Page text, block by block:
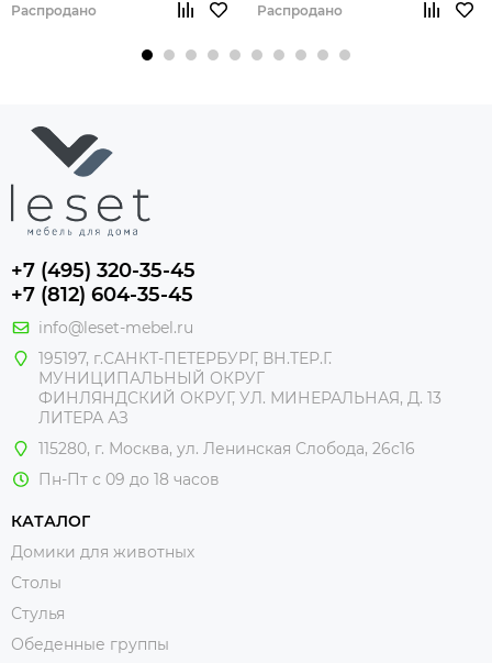
Распродано Распродано
+7 (495) 320-35-45
+7 (812) 604-35-45
info@leset-mebel.ru
195197, г.САНКТ-ПЕТЕРБУРГ, ВН.ТЕР.Г.
МУНИЦИПАЛЬНЫЙ ОКРУГ
ФИНЛЯНДСКИЙ ОКРУГ, УЛ. МИНЕРАЛЬНАЯ, Д. 13
ЛИТЕРА АЗ
115280, г. Москва, ул. Ленинская Слобода, 26с16
Пн-Пт с 09 до 18 часов
КАТАЛОГ
Домики для животных
Столы
Стулья
Обеденные группы